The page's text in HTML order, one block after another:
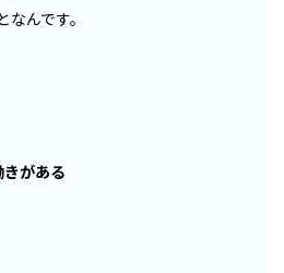
んです。
きがある